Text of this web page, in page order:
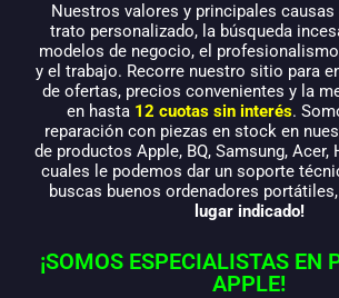
Nuestros valores y principales causas
trato personalizado, la búsqueda
modelos de negocio, el
y el trabajo. Recorre nuestro sitio para
de ofertas, precios convenientes y la
en hasta 12 cuotas sin interés.
reparación con piezas en stock en
de productos Apple, BQ, Samsung, Acer,
cuales le podemos dar un soporte
buscas buenos ordenadores portátiles,
lugar indicado!
¡SOMOS ESPECIALISTAS EN
APPLE!